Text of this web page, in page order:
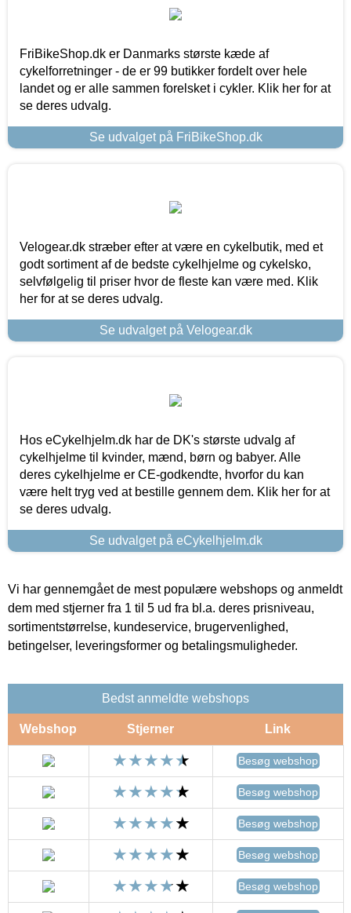
FriBikeShop.dk er Danmarks største kæde af
cykelforretninger - de er 99 butikker fordelt over hele
landet og er alle sammen forelsket i cykler. Klik her for at
se deres udvalg.
Se udvalget på FriBikeShop.dk
Velogear.dk stræber efter at være en cykelbutik, med et
godt sortiment af de bedste cykelhjelme og cykelsko,
selvfølgelig til priser hvor de fleste kan være med. Klik
her for at se deres udvalg.
Se udvalget på Velogear.dk
Hos eCykelhjelm.dk har de DK's største udvalg af
cykelhjelme til kvinder, mænd, børn og babyer. Alle
deres cykelhjelme er CE-godkendte, hvorfor du kan
være helt tryg ved at bestille gennem dem. Klik her for at
se deres udvalg.
Se udvalget på eCykelhjelm.dk
Vi har gennemgået de mest populære webshops og anmeldt
dem med stjerner fra 1 til 5 ud fra bl.a. deres prisniveau,
sortimentstørrelse, kundeservice, brugervenlighed,
betingelser, leveringsformer og betalingsmuligheder.
Bedst anmeldte webshops
Webshop Stjerner Link
Besøg webshop
Besøg webshop
Besøg webshop
Besøg webshop
Besøg webshop